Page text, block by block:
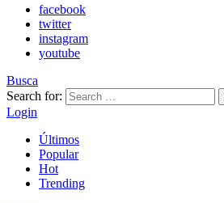
facebook
twitter
instagram
youtube
Busca
Search for:
Login
Últimos
Popular
Hot
Trending